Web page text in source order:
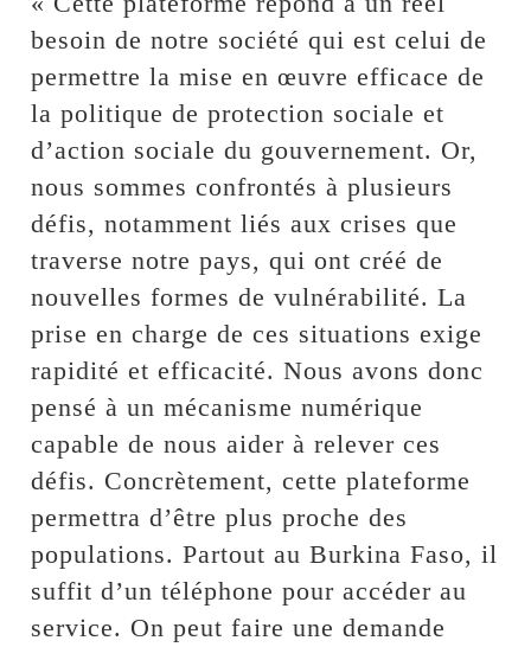
besoin de notre société qui est celui de
permettre la mise en œuvre efficace de
la politique de protection sociale et
d’action sociale du gouvernement. Or,
nous sommes confrontés à plusieurs
défis, notamment liés aux crises que
traverse notre pays, qui ont créé de
nouvelles formes de vulnérabilité. La
prise en charge de ces situations exige
rapidité et efficacité. Nous avons donc
pensé à un mécanisme numérique
capable de nous aider à relever ces
défis. Concrètement, cette plateforme
permettra d’être plus proche des
populations. Partout au Burkina Faso, il
suffit d’un téléphone pour accéder au
service. On peut faire une demande